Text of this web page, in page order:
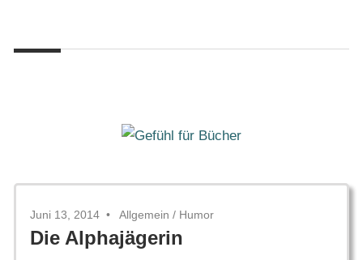
springen
Gefühl
für
Juni 13, 2014 Allgemein / Humor
Die Alphajägerin